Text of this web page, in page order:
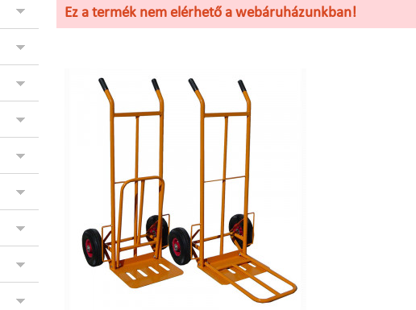
Ez a termék nem elérhető a webáruházunkban!